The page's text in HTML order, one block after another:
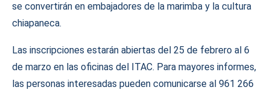
se convertirán en embajadores de la marimba y la cultura
chiapaneca.
Las inscripciones estarán abiertas del 25 de febrero al 6
de marzo en las oficinas del ITAC. Para mayores informes,
las personas interesadas pueden comunicarse al 961 266